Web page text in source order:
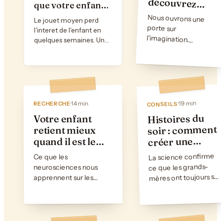
en PDF, livre audio ou
livre imprime.
que votre enfant
relira 100 fois :
pourquoi une
histoire
personnalisee
n'importe quel
jouet
Le jouet moyen perd
l'interet de l'enfant en
quelques semaines. Une
psychologie explique
pourquoi.
adultes
Nous ouvrons une
porte sur
l'imagination.
Decouvrez notre
nouvelle section
dediee aux recits qui
defient la realite et
eveillent la curiosite
des lecteurs de tous
RECHERCHE·14 min
Votre enfant
retient mieux
quand il est le
heros de
l'histoire
Ce que les
neurosciences nous
apprennent sur les
reelles montrent que
CONSEILS·19 min
Histoires du
soir : comment
créer une
routine de
sommeil qui
fonctionne
La science confirme
ce que les grands-
mères ont toujours su